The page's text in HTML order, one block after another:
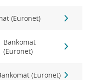
(Euronet)
Bankomat
(Euronet)
(Euronet)